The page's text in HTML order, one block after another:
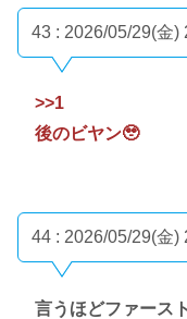
43 : 2026/05/29(金)
>>1
後のビヤン🥹
44 : 2026/05/29(金)
言うほどファース